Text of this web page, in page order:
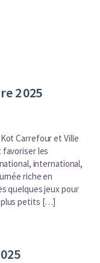
2 025
Carrefour et Ville
favoriser les
international,
riche en
quelques jeux pour
plus petits […]